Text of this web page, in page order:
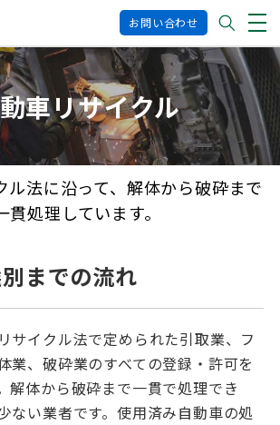
お問い合わせ
車リサイクル
ル法に沿って、解体から破砕まで
貫処理しています。
までの流れ
サイクル法で定められた引取業、フ
業、破砕業のすべての登録・許可を
解体から破砕まで一貫で処理でき
ない業者です。使用済み自動車の処